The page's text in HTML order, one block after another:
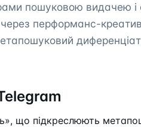
пошуковою видачею і
перформанс-
що підкреслюють